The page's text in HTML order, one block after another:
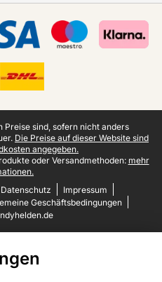
Preise sind, sofern nicht anders
Die Preise auf dieser Website sind
angegeben.
oder Versandmethoden: mehr
Datenschutz
Impressum
Geschäftsbedingungen